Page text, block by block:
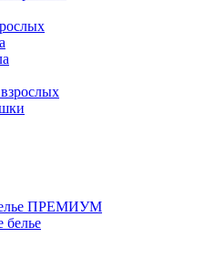
ПРЕМИУМ
белье